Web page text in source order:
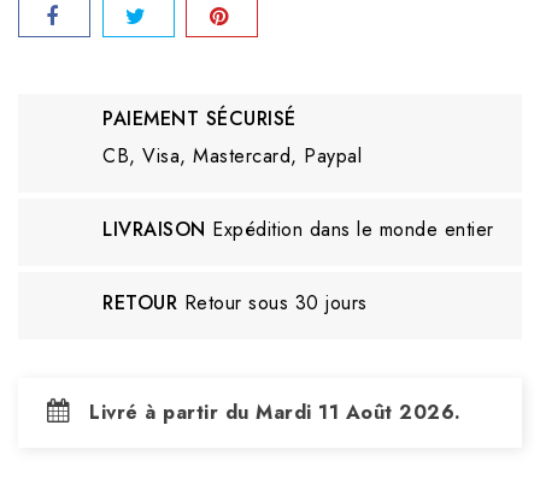
PAIEMENT SÉCURISÉ
CB, Visa, Mastercard, Paypal
LIVRAISON Expédition dans le monde entier
RETOUR Retour sous 30 jours
Livré à partir du Mardi 11 Août 2026.